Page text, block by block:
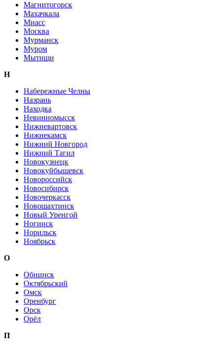
Магнитогорск
Махачкала
Миасс
Москва
Мурманск
Муром
Мытищи
Н
Набережные Челны
Назрань
Находка
Невинномысск
Нижневартовск
Нижнекамск
Нижний Новгород
Нижний Тагил
Новокузнецк
Новокуйбышевск
Новороссийск
Новосибирск
Новочеркасск
Новошахтинск
Новый Уренгой
Ногинск
Норильск
Ноябрьск
О
Обнинск
Октябрьский
Омск
Оренбург
Орск
Орёл
П